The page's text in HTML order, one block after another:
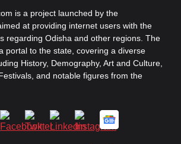
is a project launched by the
at providing internet users with the
regarding Odisha and other regions. The
portal to the state, covering a diverse
History, Demography, Art and Culture,
and notable figures from the